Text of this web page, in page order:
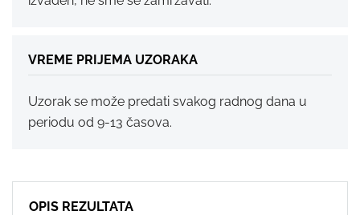
VREME PRIJEMA UZORAKA
Uzorak se može predati svakog radnog dana u
periodu od 9-13 časova.
OPIS REZULTATA